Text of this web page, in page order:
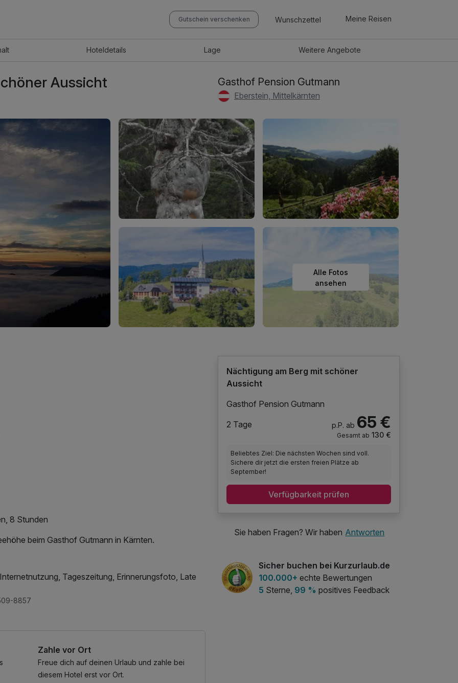
Gutschein verschenken Wunschzettel Meine Reisen
Hoteldetails Lage WeitereAngebote
Aussicht Gasthof Pension Gutmann
Eberstein, Mittelkärnten
Alle Fotos
ansehen
8 Stunden
beim Gasthof Gutmann in Kärnten.
Tageszeitung, Erinnerungsfoto, Late
8857
Zahle vor Ort
Freue dich auf deinen Urlaub und zahle bei
diesem Hotel erst vor Ort.
Nächtigung am Berg mit schöner
Aussicht
Gasthof Pension Gutmann
2 Tage
p.P. ab 65 €
Gesamt ab 130 €
Beliebtes Ziel: Die nächsten Wochen sind voll.
Sichere dir jetzt die ersten freien Plätze ab
September!
Verfügbarkeit prüfen
Sie haben Fragen? Wir haben Antworten
Sicher buchen bei Kurzurlaub.de
100.000+ echte Bewertungen
5 Sterne, 99 % positives Feedback